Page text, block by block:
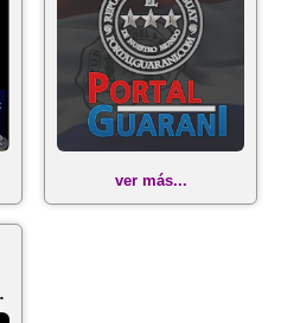
ver más...